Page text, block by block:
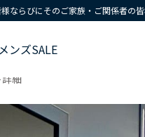
ならびにそのご家族・ご関係者の
ンズSALE
細